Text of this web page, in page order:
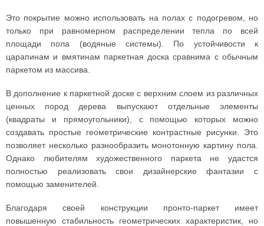
Это покрытие можно использовать на полах с подогревом, но
только при равномерном распределении тепла по всей
площади пола (водяные системы). По устойчивости к
царапинам и вмятинам паркетная доска сравнима с обычным
паркетом из массива.
В дополнение к паркетной доске с верхним слоем из различных
ценных пород дерева выпускают отдельные элементы
(квадраты и прямоугольники), с помощью которых можно
создавать простые геометрические контрастные рисунки. Это
позволяет несколько разнообразить монотонную картину пола.
Однако любителям художественного паркета не удастся
полностью реализовать свои дизайнерские фантазии с
помощью заменителей.
Благодаря своей конструкции пронто-паркет имеет
повышенную стабильность геометрических характеристик, но